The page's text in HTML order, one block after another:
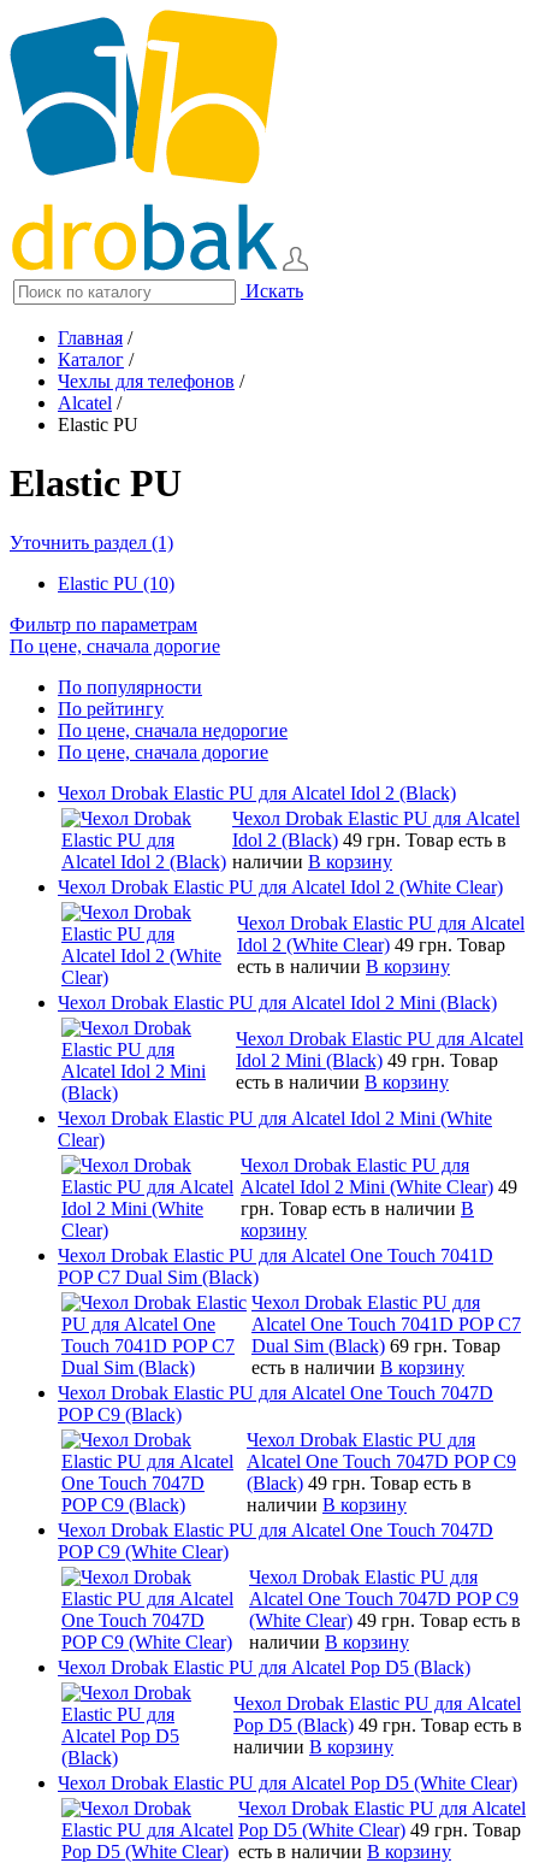
Искать
Главная /
Каталог /
Чехлы для телефонов /
Alcatel /
Elastic PU
Elastic PU
Уточнить раздел (1)
Elastic PU (10)
Фильтр по параметрам
По цене, сначала дорогие
По популярности
По рейтингу
По цене, сначала недорогие
По цене, сначала дорогие
Чехол Drobak Elastic PU для Alcatel Idol 2 (Black)
Чехол Drobak Elastic PU для Alcatel
Idol 2 (Black) 49 грн. Товар есть в
наличии В корзину
Чехол Drobak Elastic PU для Alcatel Idol 2 (White Clear)
Чехол Drobak Elastic PU для Alcatel
Idol 2 (White Clear) 49 грн. Товар
есть в наличии В корзину
Чехол Drobak Elastic PU для Alcatel Idol 2 Mini (Black)
Чехол Drobak Elastic PU для Alcatel
Idol 2 Mini (Black) 49 грн. Товар
есть в наличии В корзину
Чехол Drobak Elastic PU для Alcatel Idol 2 Mini (White
Clear)
Чехол Drobak Elastic PU для
Alcatel Idol 2 Mini (White Clear) 49
грн. Товар есть в наличии В
корзину
Чехол Drobak Elastic PU для Alcatel One Touch 7041D
POP C7 Dual Sim (Black)
Чехол Drobak Elastic PU для
Alcatel One Touch 7041D POP C7
Dual Sim (Black) 69 грн. Товар
есть в наличии В корзину
Чехол Drobak Elastic PU для Alcatel One Touch 7047D
POP C9 (Black)
Чехол Drobak Elastic PU для
Alcatel One Touch 7047D POP C9
(Black) 49 грн. Товар есть в
наличии В корзину
Чехол Drobak Elastic PU для Alcatel One Touch 7047D
POP C9 (White Clear)
Чехол Drobak Elastic PU для
Alcatel One Touch 7047D POP C9
(White Clear) 49 грн. Товар есть в
наличии В корзину
Чехол Drobak Elastic PU для Alcatel Pop D5 (Black)
Чехол Drobak Elastic PU для Alcatel
Pop D5 (Black) 49 грн. Товар есть в
наличии В корзину
Чехол Drobak Elastic PU для Alcatel Pop D5 (White Clear)
Чехол Drobak Elastic PU для Alcatel
Pop D5 (White Clear) 49 грн. Товар
есть в наличии В корзину